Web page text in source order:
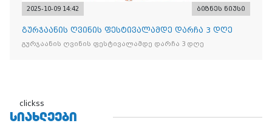
2025-10-09 14:42 ბიზნეს ნიუსი
გურჯაანის ღვინის ფესტივალამდე დარჩა 3 დღე
გურჯაანის ღვინის ფესტივალამდე დარჩა 3 დღე
clickss
ᲡᲘᲐᲮᲚᲔᲔᲑᲘ